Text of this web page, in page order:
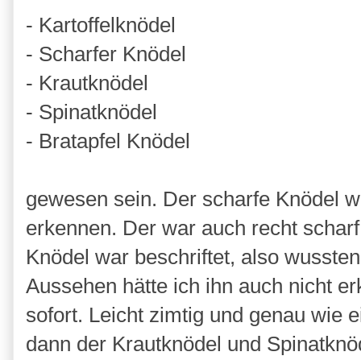
- Kartoffelknödel
- Scharfer Knödel
- Krautknödel
- Spinatknödel
- Bratapfel Knödel
gewesen sein. Der scharfe Knödel
erkennen. Der war auch recht
Knödel war beschriftet, also
Aussehen hätte ich ihn auch nicht
sofort. Leicht zimtig und genau wie
dann der Krautknödel und